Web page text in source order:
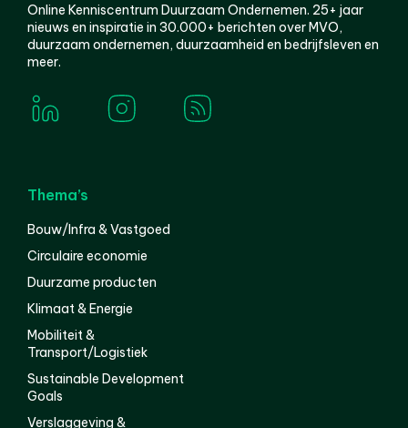
Online Kenniscentrum Duurzaam Ondernemen. 25+ jaar
nieuws en inspiratie in 30.000+ berichten over MVO,
duurzaam ondernemen, duurzaamheid en bedrijfsleven en
meer.
Thema’s
Bouw/Infra & Vastgoed
Circulaire economie
Duurzame producten
Klimaat & Energie
Mobiliteit &
Transport/Logistiek
Sustainable Development
Goals
Verslaggeving &